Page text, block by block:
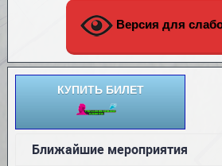
Версия для
КУПИТЬ БИЛЕТ